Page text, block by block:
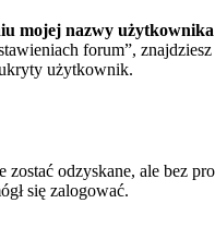
mojej nazwy
forum”,
użytkownik.
odzyskane, ale bez
się zalogować.